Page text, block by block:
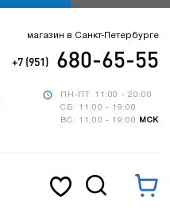
ПН-ПТ: 11:00 - 20:00
СБ: 11:00 - 19:00
ВС: 11:00 - 19:00
МСК
магазин в Санкт-Петербурге
+7 (951) 680-65-55